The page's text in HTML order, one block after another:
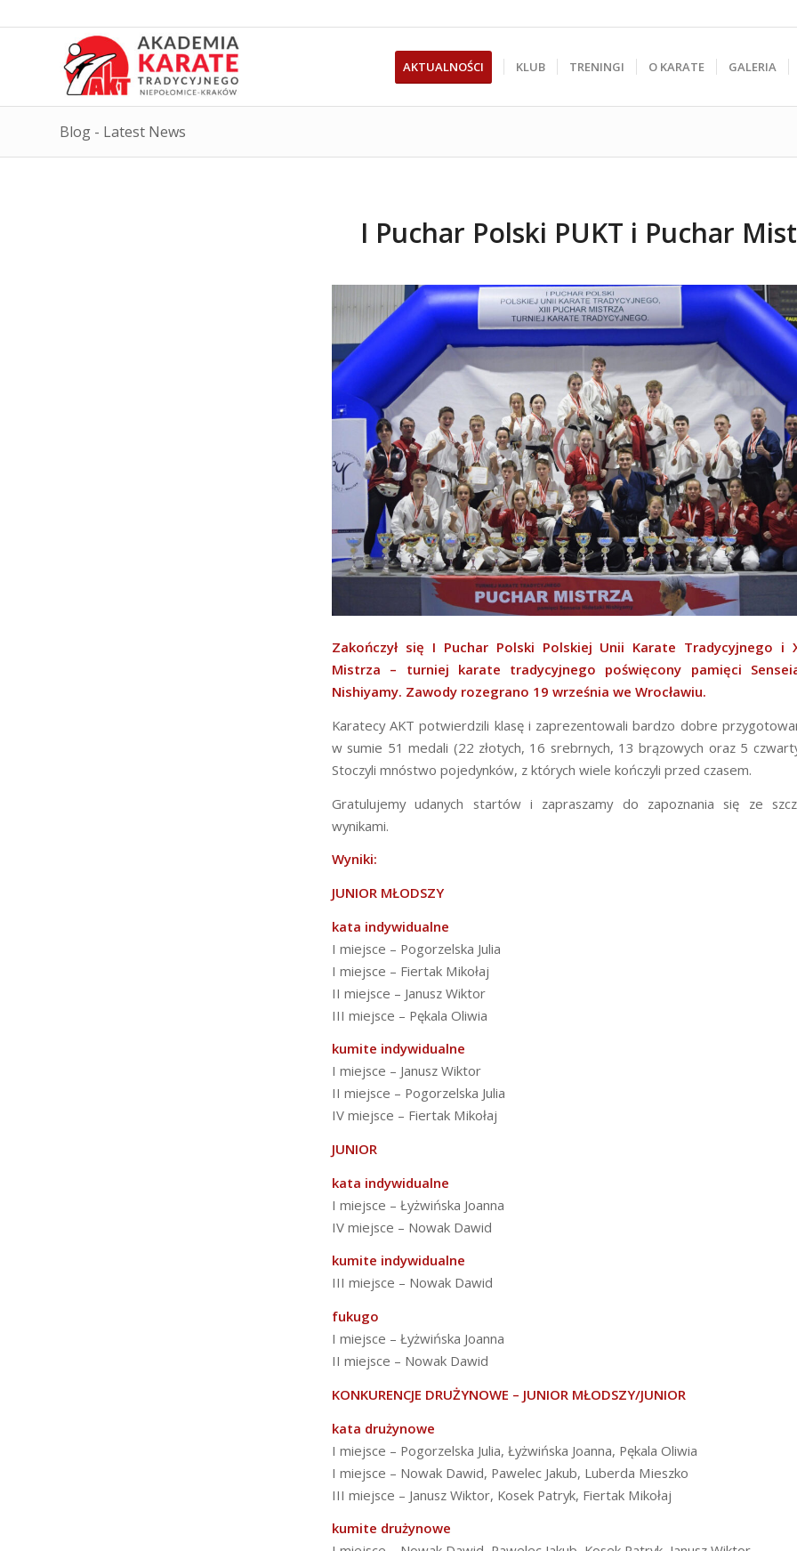
AKTUALNOŚCI KLUB TRENINGI O KARATE GALERIA
Blog - Latest News
I Puchar Polski PUKT i Puchar
Zakończył się I Puchar Polski Polskiej Unii Karate Tradycyjnego i
Mistrza – turniej karate tradycyjnego poświęcony pamięci
Nishiyamy. Zawody rozegrano 19 września we Wrocławiu.
Karatecy AKT potwierdzili klasę i zaprezentowali bardzo dobre
w sumie 51 medali (22 złotych, 16 srebrnych, 13 brązowych oraz 5
Stoczyli mnóstwo pojedynków, z których wiele kończyli przed czasem.
Gratulujemy udanych startów i zapraszamy do zapoznania się ze
wynikami.
Wyniki:
JUNIOR MŁODSZY
kata indywidualne
I miejsce – Pogorzelska Julia
I miejsce – Fiertak Mikołaj
II miejsce – Janusz Wiktor
III miejsce – Pękala Oliwia
kumite indywidualne
I miejsce – Janusz Wiktor
II miejsce – Pogorzelska Julia
IV miejsce – Fiertak Mikołaj
JUNIOR
kata indywidualne
I miejsce – Łyżwińska Joanna
IV miejsce – Nowak Dawid
kumite indywidualne
III miejsce – Nowak Dawid
fukugo
I miejsce – Łyżwińska Joanna
II miejsce – Nowak Dawid
KONKURENCJE DRUŻYNOWE – JUNIOR MŁODSZY/JUNIOR
kata drużynowe
I miejsce – Pogorzelska Julia, Łyżwińska Joanna, Pękala Oliwia
I miejsce – Nowak Dawid, Pawelec Jakub, Luberda Mieszko
III miejsce – Janusz Wiktor, Kosek Patryk, Fiertak Mikołaj
kumite drużynowe